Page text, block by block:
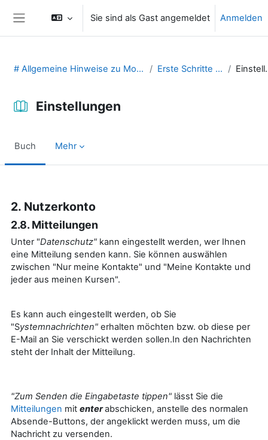
Website-Übersicht
Sie sind als Gast angemeldet Anmelden
# Allgemeine Hinweise zu Moodle (29131475) Erste Schritte in Moodle
Einstellungen
Buch Mehr
2. Nutzerkonto
2.8. Mitteilungen
Unter "Datenschutz" kann eingestellt werden, wer Ihnen
eine Mitteilung senden kann. Sie können auswählen
zwischen "Nur meine Kontakte" und "Meine Kontakte und
jeder aus meinen Kursen".
Es kann auch eingestellt werden, ob Sie
"Systemnachrichten" erhalten möchten bzw. ob diese per
E-Mail an Sie verschickt werden sollen.In den Nachrichten
steht der Inhalt der Mitteilung.
"Zum Senden die Eingabetaste tippen" lässt Sie die
Mitteilungen mit enterabschicken, anstelle des normalen
Absende-Buttons, der angeklickt werden muss, um die
Nachricht zu versenden.